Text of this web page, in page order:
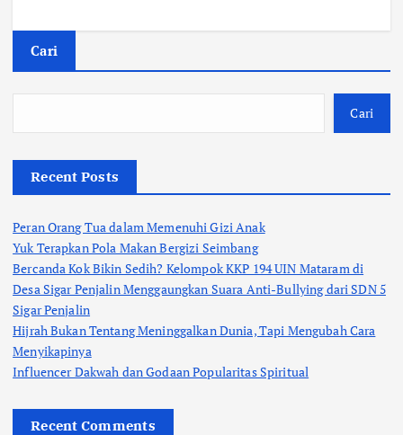
Cari
Cari
Recent Posts
Peran Orang Tua dalam Memenuhi Gizi Anak
Yuk Terapkan Pola Makan Bergizi Seimbang
Bercanda Kok Bikin Sedih? Kelompok KKP 194 UIN Mataram di
Desa Sigar Penjalin Menggaungkan Suara Anti-Bullying dari SDN 5
Sigar Penjalin
Hijrah Bukan Tentang Meninggalkan Dunia, Tapi Mengubah Cara
Menyikapinya
Influencer Dakwah dan Godaan Popularitas Spiritual
Recent Comments